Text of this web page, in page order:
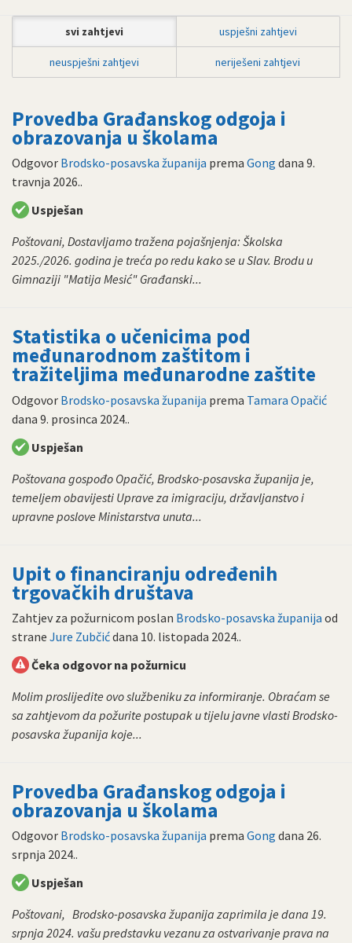
svi zahtjevi uspješni zahtjevi
neuspješni zahtjevi neriješeni zahtjevi
Provedba Građanskog odgoja i
obrazovanja u školama
Odgovor Brodsko-posavska županija prema Gong dana 9.
travnja 2026..
Uspješan
Poštovani, Dostavljamo tražena pojašnjenja: Školska
2025./2026. godina je treća po redu kako se u Slav. Brodu u
Gimnaziji "Matija Mesić" Građanski...
Statistika o učenicima pod
međunarodnom zaštitom i
tražiteljima međunarodne zaštite
Odgovor Brodsko-posavska županija prema Tamara Opačić
dana 9. prosinca 2024..
Uspješan
Poštovana gospođo Opačić, Brodsko-posavska županija je,
temeljem obavijesti Uprave za imigraciju, državljanstvo i
upravne poslove Ministarstva unuta...
Upit o financiranju određenih
trgovačkih društava
Zahtjev za požurnicom poslan Brodsko-posavska županija od
strane Jure Zubčićdana 10. listopada 2024..
Čeka odgovor na požurnicu
Molim proslijedite ovo službeniku za informiranje. Obraćam se
sa zahtjevom da požurite postupak u tijelu javne vlasti Brodsko-
posavska županija koje...
Provedba Građanskog odgoja i
obrazovanja u školama
Odgovor Brodsko-posavska županija prema Gong dana 26.
srpnja 2024..
Uspješan
Poštovani, Brodsko-posavska županija zaprimila je dana 19.
srpnja 2024. vašu predstavku vezanu za ostvarivanje prava na